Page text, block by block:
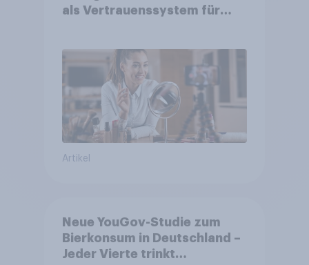
als Vertrauenssystem für
Artikel
Neue YouGov-Studie zum
Bierkonsum in Deutschland –
Jeder Vierte trinkt